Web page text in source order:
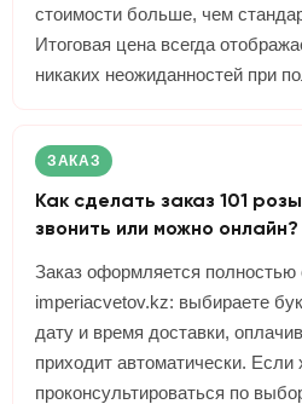
стоимости больше, чем
Итоговая цена всегда
никаких неожиданностей при
ЗАКАЗ
Как сделать заказ 101
звонить или можно онлайн?
Заказ оформляется полностью
imperiacvetov.kz: выбираете
дату и время доставки,
приходит автоматически. Если
проконсультироваться по